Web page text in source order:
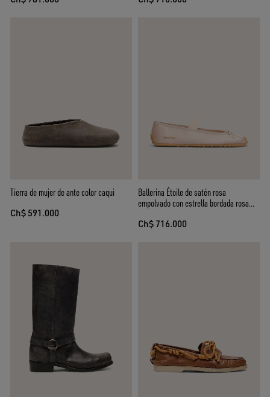
Tierra de mujer de ante color caqui
Ch$ 591.000
Ballerina Étoile de satén rosa
empolvado con estrella bordada rosa
Ch$ 716.000